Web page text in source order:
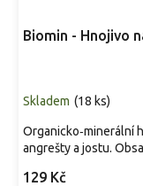
Biomin - Hnojivo
Skladem (18 ks)
129 Kč
Organicko‑minerální
angrešty a jostu.